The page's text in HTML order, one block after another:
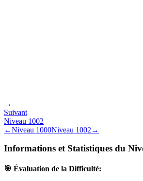
→
Suivant
Niveau 1002
←Niveau 1000Niveau 1002 →
Informations et Statistiques du
🎯 Évaluation de la Difficulté: